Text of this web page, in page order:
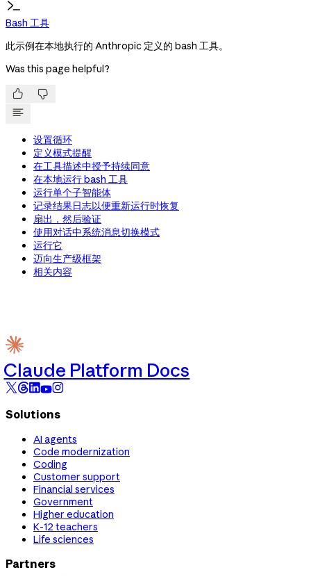
Bash 工具
此示例在本地执行的 Anthropic 定义的 bash 工具。
Was this page helpful?
 
设置循环
定义模式提醒
在工具描述中授予持续同意
在本地运行 bash 工具
运行单个子智能体
记录结果日志以便重新运行时恢复
扇出，然后验证
使用对话中系统消息切换模式
运行它
迈向生产级框架
相关内容
Claude Platform Docs
Solutions
AI agents
Code modernization
Coding
Customer support
Financial services
Government
Higher education
K-12 teachers
Life sciences
Partners